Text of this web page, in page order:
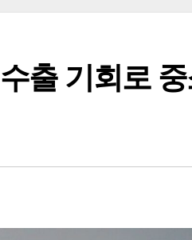
출 기회로